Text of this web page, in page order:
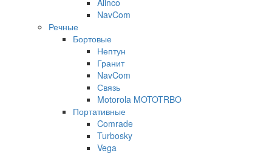
NavCom
Речные
Бортовые
Нептун
Гранит
NavCom
Связь
Motorola MOTOTRBO
Портативные
Comrade
Turbosky
Vega